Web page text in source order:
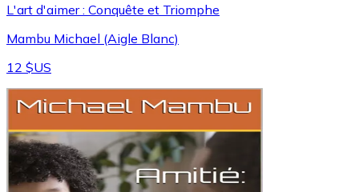
L'art d'aimer : Conquête et Triomphe
Mambu Michael (Aigle Blanc)
12 $US